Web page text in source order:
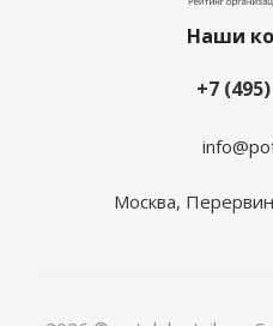
Наши
+7
Москва,